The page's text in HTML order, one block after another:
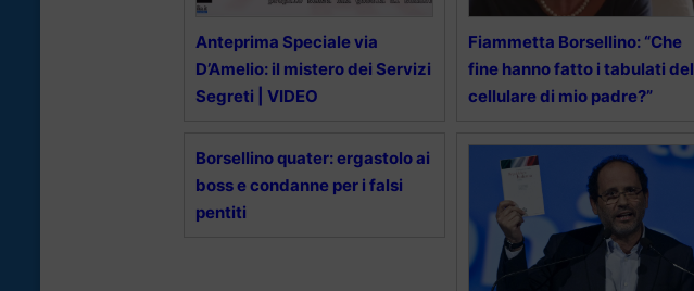
Anteprima Speciale via
D’Amelio: il mistero dei Servizi
Segreti | VIDEO
Fiammetta Borsellino: “Che
fine hanno fatto i tabulati del
cellulare di mio padre?”
Borsellino quater: ergastolo ai
boss e condanne per i falsi
pentiti